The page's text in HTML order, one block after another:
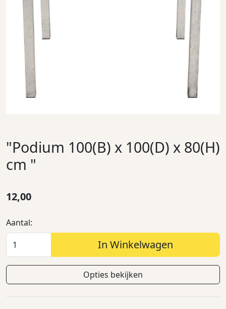
"Podium 100(B) x 100(D) x 80(H)
cm "
12,00
Aantal:
In Winkelwagen
Opties bekijken